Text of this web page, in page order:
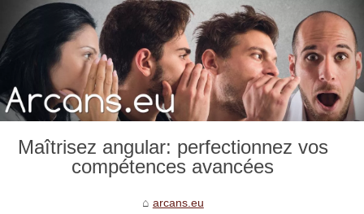
Maîtrisez angular: perfectionnez vos
compétences avancées
arcans.eu